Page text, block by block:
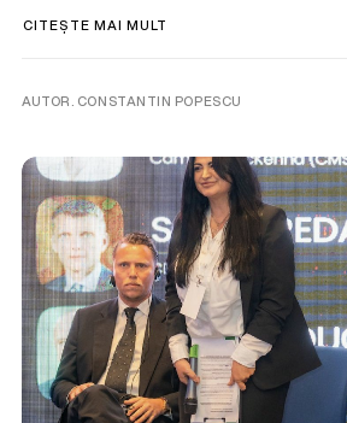
CITEȘTE MAI MULT
AUTOR. CONSTANTIN POPESCU